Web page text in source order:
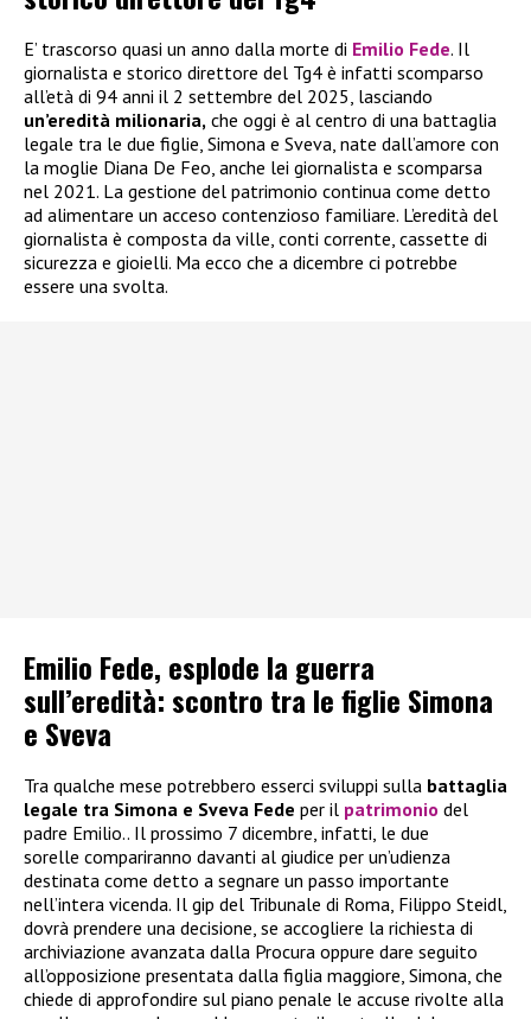
E’ trascorso quasi un anno dalla morte di Emilio Fede. Il
giornalista e storico direttore del Tg4 è infatti scomparso
all’età di 94 anni il 2 settembre del 2025, lasciando
un’eredità milionaria, che oggi è al centro di una battaglia
legale tra le due figlie, Simona e Sveva, nate dall’amore con
la moglie Diana De Feo, anche lei giornalista e scomparsa
nel 2021. La gestione del patrimonio continua come detto
ad alimentare un acceso contenzioso familiare. L’eredità del
giornalista è composta da ville, conti corrente, cassette di
sicurezza e gioielli. Ma ecco che a dicembre ci potrebbe
essere una svolta.
Emilio Fede, esplode la guerra
sull’eredità: scontro tra le figlie Simona
e Sveva
Tra qualche mese potrebbero esserci sviluppi sulla battaglia
legale tra Simona e Sveva Fede per il patrimonio del
padre Emilio.. Il prossimo 7 dicembre, infatti, le due
sorelle compariranno davanti al giudice per un’udienza
destinata come detto a segnare un passo importante
nell’intera vicenda. Il gip del Tribunale di Roma, Filippo Steidl,
dovrà prendere una decisione, se accogliere la richiesta di
archiviazione avanzata dalla Procura oppure dare seguito
all’opposizione presentata dalla figlia maggiore, Simona, che
chiede di approfondire sul piano penale le accuse rivolte alla